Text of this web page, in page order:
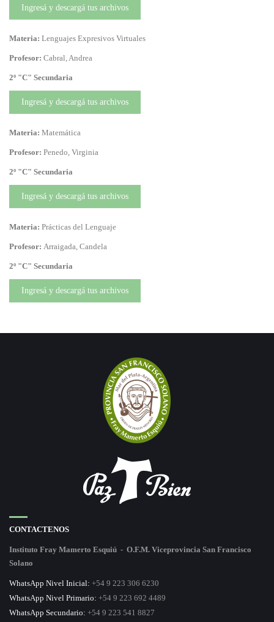
Ingresá y descargá tus archivos
Materia: Lenguajes Expresivos Virtuales
Profesor: Cabral, Andrea
2º "C" Secundaria
Ingresá y descargá tus archivos
Materia: Matemática
Profesor: Penedo, Virginia
2º "C" Secundaria
Ingresá y descargá tus archivos
Materia: Prácticas del Lenguaje
Profesor: Arraigada, Candela
2º "C" Secundaria
Ingresá y descargá tus archivos
CONTACTENOS
Instituto Fray Mamerto Esquiú - O.F.M. Viceprovincia San Francisco
Solano
WhatsApp Nivel Inicial: +54 9 223 306 6230
WhatsApp Nivel Primario: +54 9 223 692 4489
WhatsApp Secundario: +54 9 223 541 8827